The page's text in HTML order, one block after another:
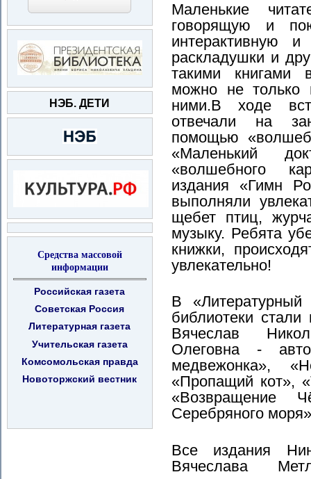
НЭБ. ДЕТИ
Средства массовой
информации
Российская газета
Советская Россия
Литературная газета
Учительская газета
Комсомольская правда
Новоторжский вестник
Маленькие
говорящую и
интерактивную
раскладушки и
такими книгами
можно не только
ними.В ходе
отвечали на
помощью
«Маленький
«волшебного
издания «Гимн
выполняли
щебет птиц,
музыку. Ребята
книжки,
увлекательно!
В «Литературный
библиотеки
Вячеслав
Олеговна -
медвежонка»,
«Пропащий кот»,
«Возвращение
Серебряного
Все издания
Вячеслава